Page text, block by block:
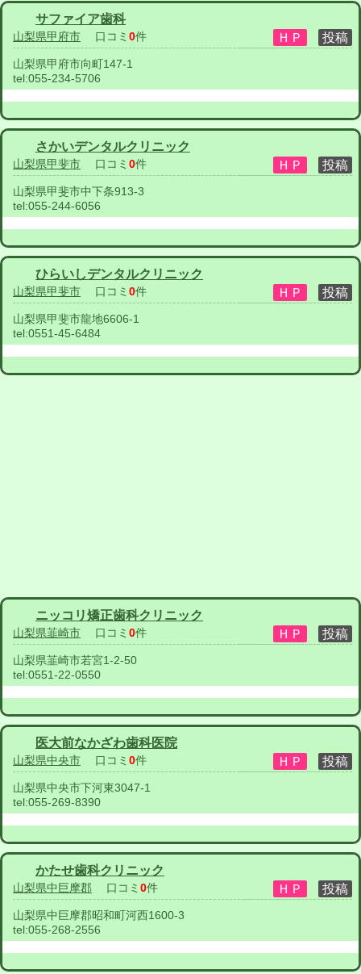
サファイア歯科
山梨県甲府市 口コミ 0件
山梨県甲府市向町147-1
tel:055-234-5706
さかいデンタルクリニック
山梨県甲斐市 口コミ 0件
山梨県甲斐市中下条913-3
tel:055-244-6056
ひらいしデンタルクリニック
山梨県甲斐市 口コミ 0件
山梨県甲斐市龍地6606-1
tel:0551-45-6484
ニッコリ矯正歯科クリニック
山梨県韮崎市 口コミ 0件
山梨県韮崎市若宮1-2-50
tel:0551-22-0550
医大前なかざわ歯科医院
山梨県中央市 口コミ 0件
山梨県中央市下河東3047-1
tel:055-269-8390
かたせ歯科クリニック
山梨県中巨摩郡 口コミ 0件
山梨県中巨摩郡昭和町河西1600-3
tel:055-268-2556